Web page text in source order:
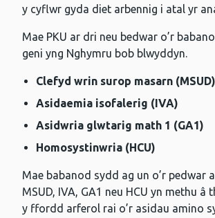
y cyflwr gyda diet arbennig i atal yr
Mae PKU ar dri neu bedwar o’r
geni yng Nghymru bob blwyddyn.
Clefyd wrin surop masarn (MSUD)
Asidaemia isofalerig (IVA)
Asidwria glwtarig math 1 (GA1)
Homosystinwria (HCU)
Mae babanod sydd ag un o’r pedwar
MSUD, IVA, GA1 neu HCU yn methu â
y ffordd arferol rai o’r asidau amino